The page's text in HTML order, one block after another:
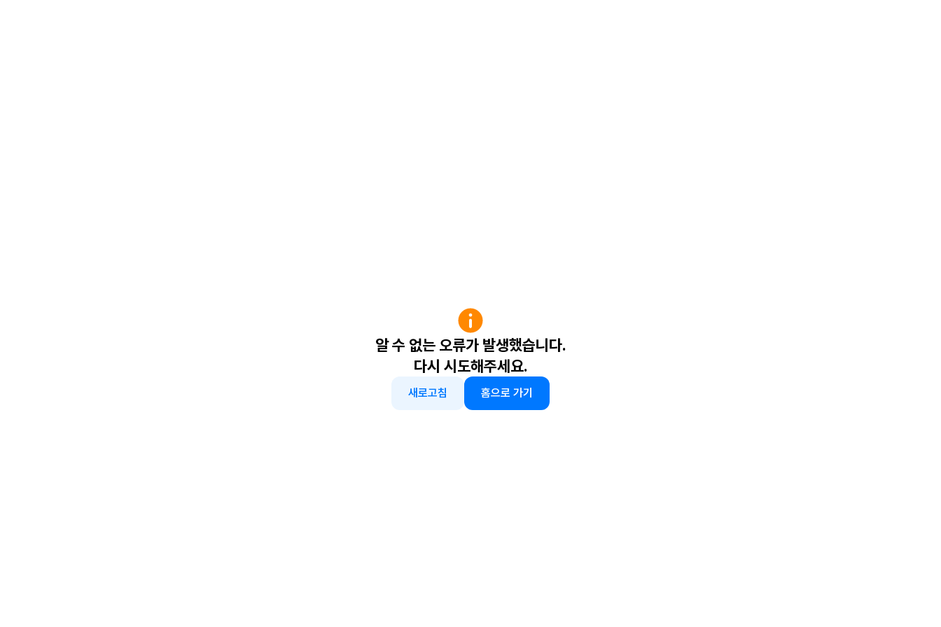
알 수 없는 오류가 발생했습니다.
다시 시도해주세요.
새로고침 홈으로 가기